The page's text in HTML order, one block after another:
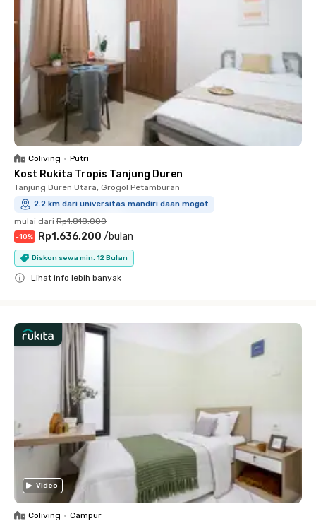
Coliving • Putri
Kost Rukita Tropis Tanjung Duren
Tanjung Duren Utara, Grogol Petamburan
2.2 km dari universitas mandiri daan mogot
mulai dari Rp1.818.000
-10% Rp1.636.200 /bulan
Diskon sewa min. 12 Bulan
Lihat info lebih banyak
Video
Coliving • Campur